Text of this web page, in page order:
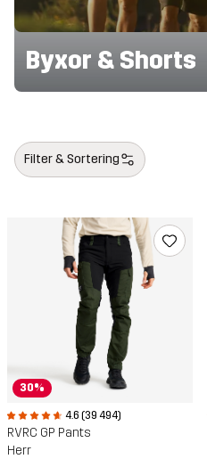
Byxor & Shorts
Filter & Sortering
30%
4.6 (39 494)
RVRC GP Pants
Herr